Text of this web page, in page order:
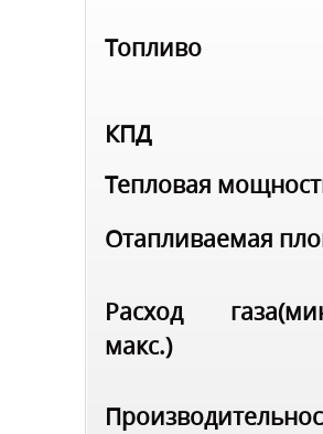
Топливо
КПД
Тепловая
Отапливаемая
Расход
макс.)